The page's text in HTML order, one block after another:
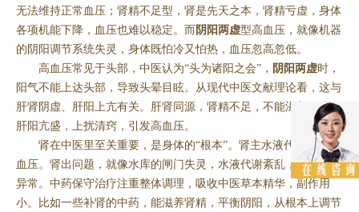
无法维持正常血压；肾精不足型，肾是先天之本，肾精亏虚，身体
各项机能下降，血压也难以稳定。而 阴阳两虚型高血压，就像机器
的阴阳调节系统失灵，身体既怕冷又怕热，血压忽高忽低。
高血压常见于头部，中医认为“头为诸阳之会”， 阴阳两虚时，
阳气不能上达头部，导致头晕目眩。从现代中医文献理论看，这与
肝肾阴虚、肝阳上亢有关。肝肾同源，肾精不足，不能滋养肝脏，
肝阳亢盛，上扰清窍，引发高血压。
肾在中医里至关重要，是身体的“根本”。肾主水液代谢，调节
血压。肾出问题，就像水库的闸门失灵，水液代谢紊乱，血压随之
异常。中药保守治疗注重整体调理，吸收中医草本精华，副作用
小。比如一些补肾的中药，能滋养肾精，平衡阴阳，从根本上调节